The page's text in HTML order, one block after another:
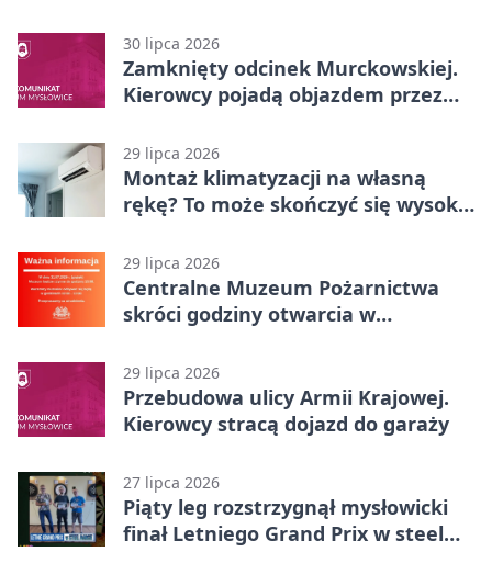
30 lipca 2026
Zamknięty odcinek Murckowskiej.
Kierowcy pojadą objazdem przez
29 lipca 2026
Montaż klimatyzacji na własną
rękę? To może skończyć się wysoką
29 lipca 2026
Centralne Muzeum Pożarnictwa
skróci godziny otwarcia w
29 lipca 2026
Przebudowa ulicy Armii Krajowej.
Kierowcy stracą dojazd do garaży
27 lipca 2026
Piąty leg rozstrzygnął mysłowicki
finał Letniego Grand Prix w steel